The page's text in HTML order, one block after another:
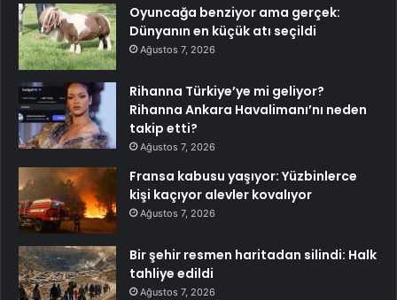
Oyuncağa benziyor ama gerçek:
Dünyanın en küçük atı seçildi
Ağustos 7, 2026
Rihanna Türkiye’ye mi geliyor?
Rihanna Ankara Havalimanı’nı neden
takip etti?
Ağustos 7, 2026
Fransa kabusu yaşıyor: Yüzbinlerce
kişi kaçıyor alevler kovalıyor
Ağustos 7, 2026
Bir şehir resmen haritadan silindi: Halk
tahliye edildi
Ağustos 7, 2026